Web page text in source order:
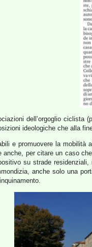
dell’orgoglio ciclista
ideologiche che alla
e promuovere la
anche, per citare un caso
su strade
anche solo una